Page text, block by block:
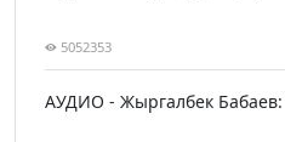
5052353
АУДИО - Жыргалбек